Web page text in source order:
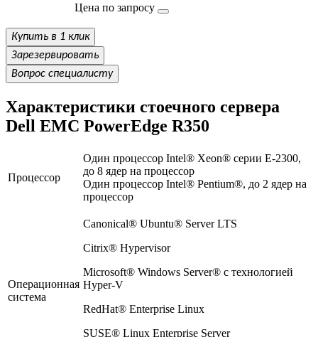
Цена по запросу
Купить в 1 клик
Зарезервировать
Вопрос специалисту
Характеристики стоечного сервера
Dell EMC PowerEdge R350
Процессор
Один процессор Intel® Xeon® серии E-2300,
до 8 ядер на процессор
Один процессор Intel® Pentium®, до 2 ядер на
процессор
Операционная
система
Canonical® Ubuntu® Server LTS
Citrix® Hypervisor
Microsoft® Windows Server® с технологией
Hyper-V
RedHat® Enterprise Linux
SUSE® Linux Enterprise Server